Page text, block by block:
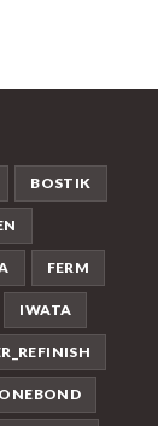
BOSTIK
FERM
IWATA
ONEBOND